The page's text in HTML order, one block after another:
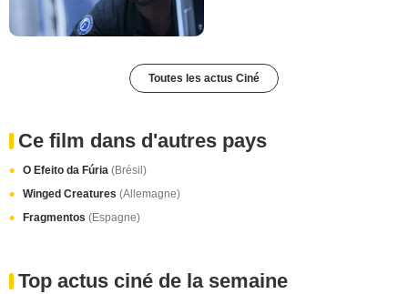
Toutes les actus Ciné
Ce film dans d'autres pays
O Efeito da Fúria (Brésil)
Winged Creatures (Allemagne)
Fragmentos (Espagne)
Top actus ciné de la semaine